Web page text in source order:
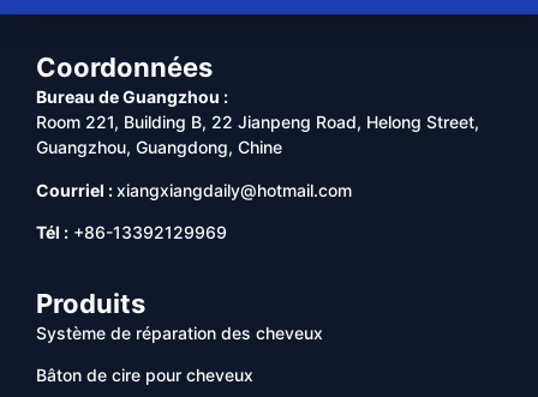
Coordonnées
Bureau de Guangzhou :
Room 221, Building B, 22 Jianpeng Road, Helong Street,
Guangzhou, Guangdong, Chine
Courriel :xiangxiangdaily@hotmail.com
Tél : +86-13392129969
Produits
Système de réparation des cheveux
Bâton de cire pour cheveux